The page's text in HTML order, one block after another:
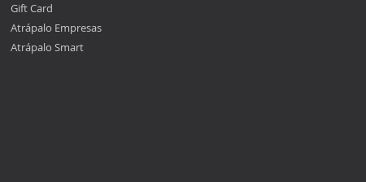
Gift Card
Atrápalo Empresas
Atrápalo Smart